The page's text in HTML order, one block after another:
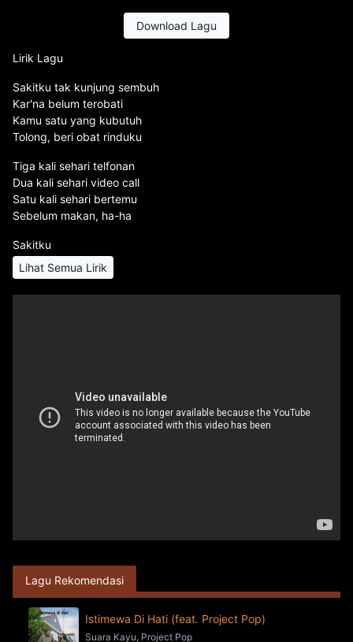
Download Lagu
Lirik Lagu
Sakitku tak kunjung sembuh
Kar'na belum terobati
Kamu satu yang kubutuh
Tolong, beri obat rinduku
Tiga kali sehari telfonan
Dua kali sehari video call
Satu kali sehari bertemu
Sebelum makan, ha-ha
Sakitku
Lihat Semua Lirik
Lagu Rekomendasi
Istimewa Di Hati (feat. Project Pop)
Suara Kayu, Project Pop